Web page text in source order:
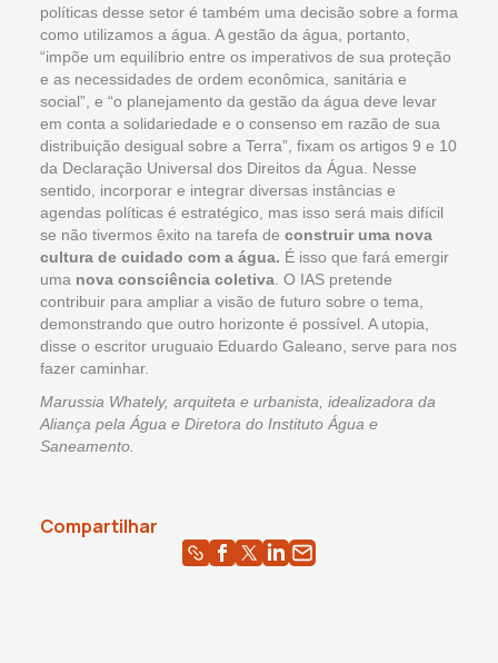
políticas desse setor é também uma decisão sobre a forma
como utilizamos a água. A gestão da água, portanto,
“impõe um equilíbrio entre os imperativos de sua proteção
e as necessidades de ordem econômica, sanitária e
social”, e “o planejamento da gestão da água deve levar
em conta a solidariedade e o consenso em razão de sua
distribuição desigual sobre a Terra”, fixam os artigos 9 e 10
da Declaração Universal dos Direitos da Água. Nesse
sentido, incorporar e integrar diversas instâncias e
agendas políticas é estratégico, mas isso será mais difícil
se não tivermos êxito na tarefa de construir uma nova
cultura de cuidado com a água. É isso que fará emergir
uma nova consciência coletiva . O IAS pretende
contribuir para ampliar a visão de futuro sobre o tema,
demonstrando que outro horizonte é possível. A utopia,
disse o escritor uruguaio Eduardo Galeano, serve para nos
fazer caminhar.
Marussia Whately, arquiteta e urbanista, idealizadora da
Aliança pela Água e Diretora do Instituto Água e
Saneamento.
Compartilhar